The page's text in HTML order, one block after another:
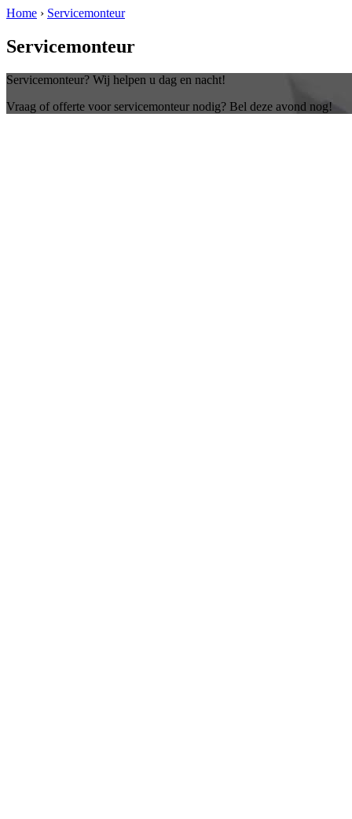
Home › Servicemonteur
Servicemonteur
Servicemonteur? Wij helpen u dag en nacht!
Vraag of offerte voor servicemonteur nodig? Bel deze avond nog!